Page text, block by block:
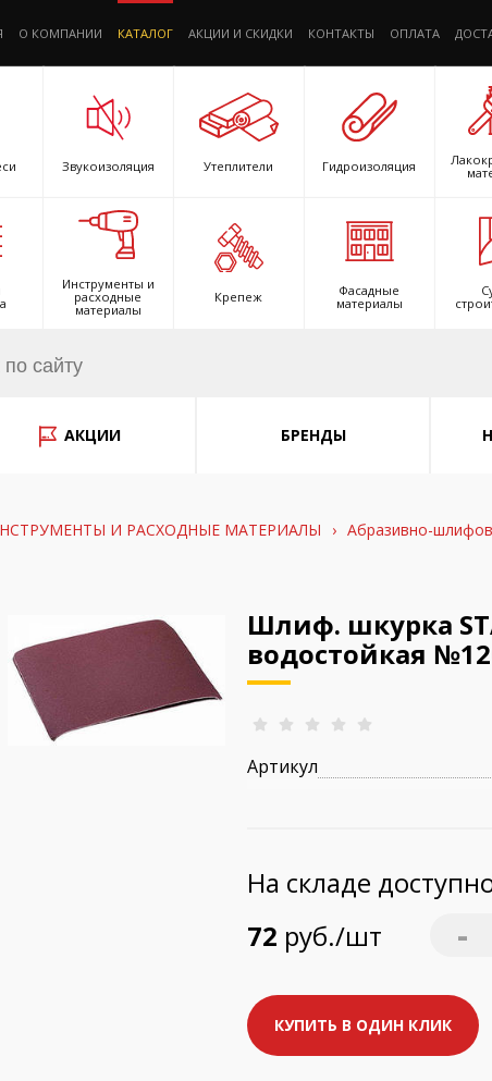
О КОМПАНИИ КАТАЛОГ АКЦИИ И СКИДКИ КОНТАКТЫ ОПЛАТА
Звукоизоляция Утеплители Гидроизоляция
Инструменты и
расходные
материалы
Крепеж
Фасадные
материалы
АКЦИИ БРЕНДЫ
И РАСХОДНЫЕ МАТЕРИАЛЫ › Абразивно-
Шлиф. шкурка
водостойкая
Артикул
На складе
72 руб./шт -
КУПИТЬ В ОДИН КЛИК